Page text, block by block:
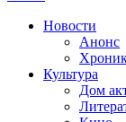
Новости
Анонс
Культура
Дом